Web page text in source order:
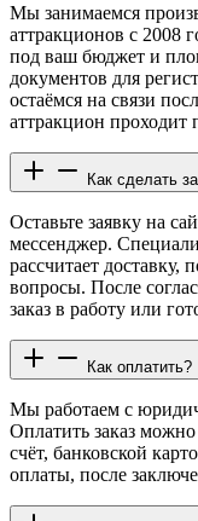
Мы занимаемся
аттракционов с 2008
под ваш бюджет и
документов для
остаёмся на связи
аттракцион проходит
Как сделать
Оставьте заявку на
мессенджер.
рассчитает доставку,
вопросы. После
заказ в работу или
Как оплатить?
Мы работаем с
Оплатить заказ
счёт, банковской
оплаты, после